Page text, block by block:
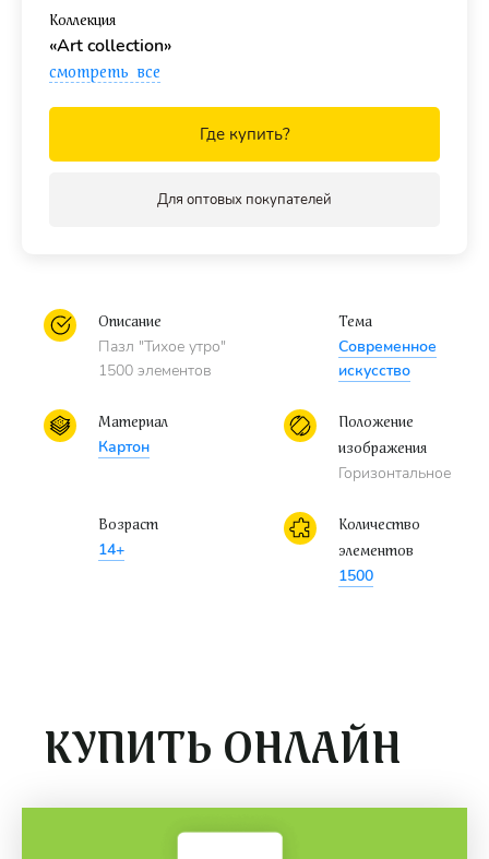
Коллекция
«Art collection»
смотреть все
Где купить?
Для оптовых покупателей
Описание
Пазл "Тихое утро"
1500 элементов
Тема
Современное
искусство
Материал
Картон
Положение
изображения
Горизонтальное
Возраст
14+
Количество
элементов
1500
КУПИТЬ ОНЛАЙН